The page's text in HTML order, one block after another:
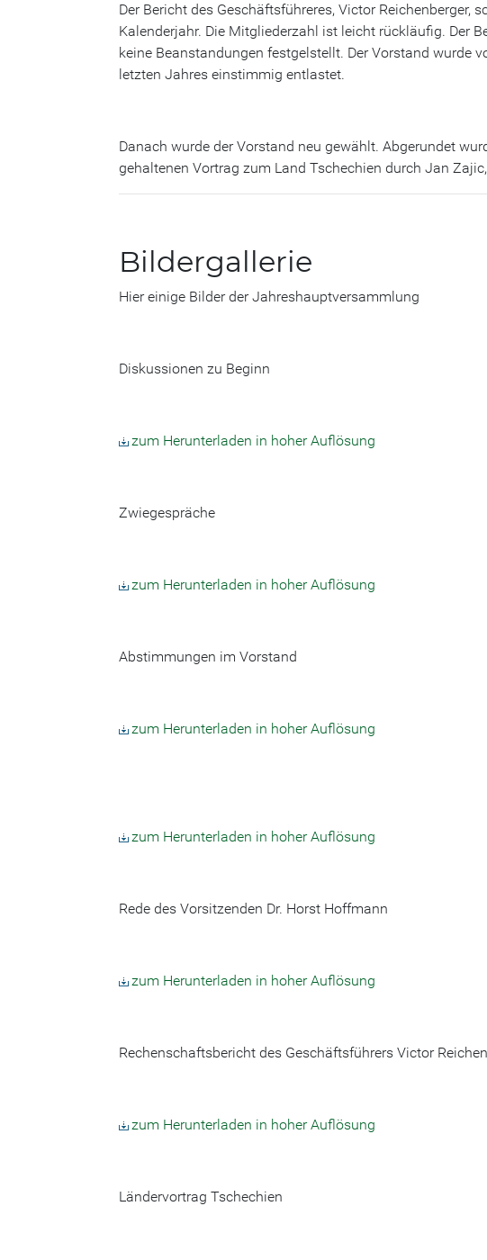
Der Bericht des Geschäftsführeres, Victor
Kalenderjahr. Die Mitgliederzahl ist leicht rückläufig. Der
keine Beanstandungen festgelstellt. Der Vorstand wurde
letzten Jahres einstimmig entlastet.
Danach wurde der Vorstand neu gewählt. Abgerundet
gehaltenen Vortrag zum Land Tschechien durch Jan
Bildergallerie
Hier einige Bilder der Jahreshauptversammlung
Diskussionen zu Beginn
zum Herunterladen in hoher Auflösung
Zwiegespräche
zum Herunterladen in hoher Auflösung
Abstimmungen im Vorstand
zum Herunterladen in hoher Auflösung
zum Herunterladen in hoher Auflösung
Rede des Vorsitzenden Dr. Horst Hoffmann
zum Herunterladen in hoher Auflösung
Rechenschaftsbericht des Geschäftsführers Victor
zum Herunterladen in hoher Auflösung
Ländervortrag Tschechien